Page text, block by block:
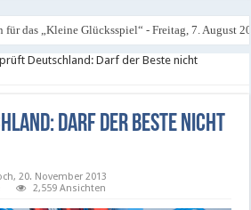
für das „Kleine Glücksspiel“ - Freitag, 7. August
Deutschland: Darf der Beste nicht
Darf der Beste nicht
20. November 2013
2,559 Ansichten